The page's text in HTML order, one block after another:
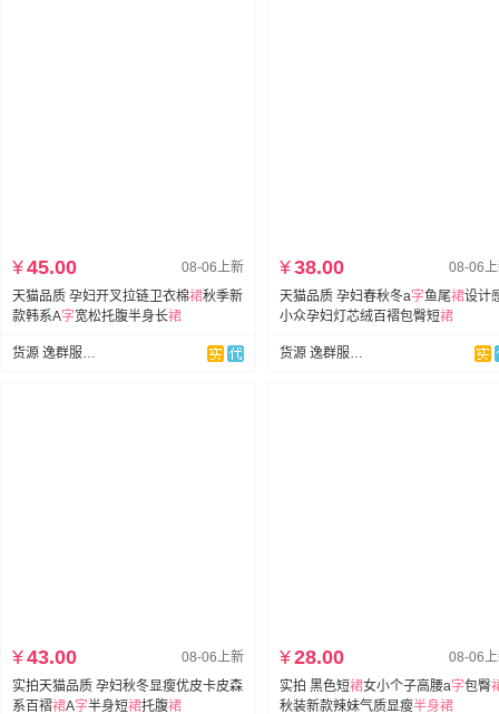
08-06上新
¥45.00
天猫品质 孕妇开叉拉链卫衣棉裙秋季新
款韩系A字宽松托腹半身长裙
货源 逸群服饰孕妇装
08-06
¥38.00
天猫品质 孕妇春秋冬a字鱼尾裙设计
小众孕妇灯芯绒百褶包臀短裙
货源 逸群服饰孕妇装
08-06上新
¥43.00
实拍天猫品质 孕妇秋冬显瘦优皮卡皮森
系百褶裙A字半身短裙托腹裙
08-06
¥28.00
实拍 黑色短裙女小个子高腰a字包臀
秋装新款辣妹气质显瘦半身裙